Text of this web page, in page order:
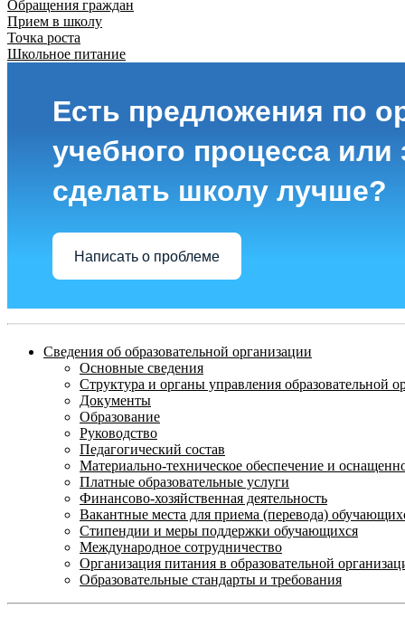
Обращения граждан
Прием в школу
Точка роста
Школьное питание
Есть предложения по
учебного процесса или
сделать школу лучше?
Написать о проблеме
Сведения об образовательной организации
Основные сведения
Структура и органы управления образовательной
Документы
Образование
Руководство
Педагогический состав
Материально-техническое обеспечение и
Платные образовательные услуги
Финансово-хозяйственная деятельность
Вакантные места для приема (перевода)
Стипендии и меры поддержки обучающихся
Международное сотрудничество
Организация питания в образовательной
Образовательные стандарты и требования